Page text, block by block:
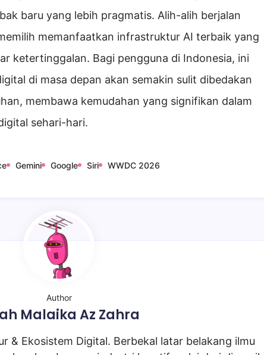
baru yang lebih pragmatis. Alih-alih berjalan
memanfaatkan infrastruktur AI terbaik yang
ketertinggalan. Bagi pengguna di Indonesia, ini
di masa depan akan semakin sulit dibedakan
membawa kemudahan yang signifikan dalam
sehari-hari.
Gemini Google Siri WWDC 2026
Author
Malaika Az Zahra
& Ekosistem Digital. Berbekal latar belakang ilmu